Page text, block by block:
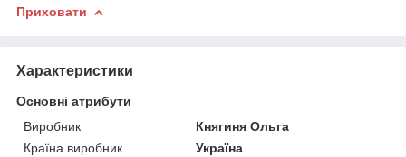
Приховати
Характеристики
Основні атрибути
Виробник
Княгиня Ольга
Країна виробник
Україна